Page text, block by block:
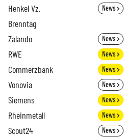
Henkel Vz. News
Brenntag
Zalando News
RWE News
Commerzbank News
Vonovia News
Siemens News
Rheinmetall News
Scout24 News